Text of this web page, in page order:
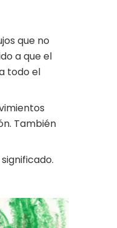
que no
a que el
todo el
También